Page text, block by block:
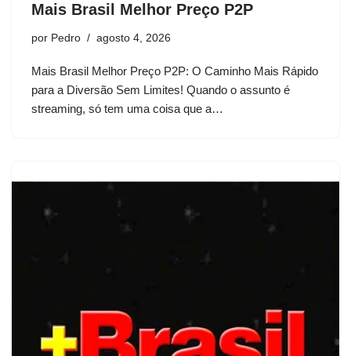
Mais Brasil Melhor Preço P2P
por Pedro agosto 4, 2026
Mais Brasil Melhor Preço P2P: O Caminho Mais Rápido
para a Diversão Sem Limites! Quando o assunto é
streaming, só tem uma coisa que a…